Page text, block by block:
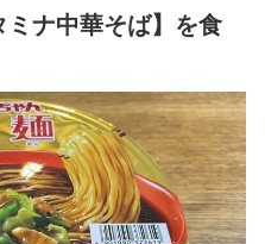
ナ中華そば】を食